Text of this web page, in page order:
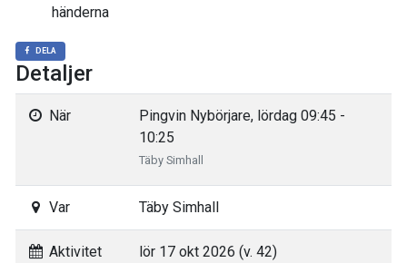
händerna
DELA
Detaljer
När
Pingvin Nybörjare, lördag 09:45 -
10:25
Täby Simhall
Var Täby Simhall
Aktivitet
lör 17 okt 2026 (v. 42)